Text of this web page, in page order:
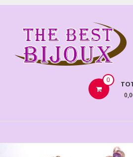
Aller
contenu
0